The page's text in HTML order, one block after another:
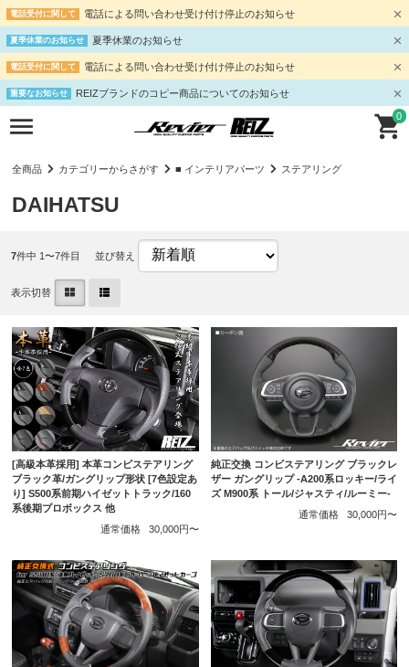
電話受付に関して 電話による問い合わせ受け付け停止のお知らせ
夏季休業のお知らせ 夏季休業のお知らせ
電話受付に関して 電話による問い合わせ受け付け停止のお知らせ
重要なお知らせ REIZブランドのコピー商品についてのお知らせ
0
全商品 カテゴリーからさがす ■ インテリアパーツ ステアリング
DAIHATSU
7件中 1〜7件目 並び替え
表示切替
[高級本革採用] 本革コンビステアリング
ブラック革/ガングリップ形状 [7色設定あ
り] S500系前期ハイゼットトラック/160
系後期プロボックス 他
通常価格
30,000円〜
純正交換 コンビステアリング ブラックレ
ザー ガングリップ -A200系ロッキー/ライ
ズ M900系 トール/ジャスティ/ルーミー-
通常価格
30,000円〜